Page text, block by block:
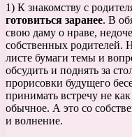
1) К знакомству с
готовиться заранее. В
свою даму о нраве,
собственных родителей.
листе бумаги темы и
обсудить и поднять за
прорисовки будущего
принимать встречу не
обычное. А это со
и волнение.